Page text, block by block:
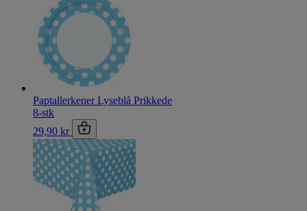
Paptallerkener Lyseblå Prikkede
8-stk
29,90 kr